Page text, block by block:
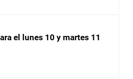
el lunes 10 y martes 11